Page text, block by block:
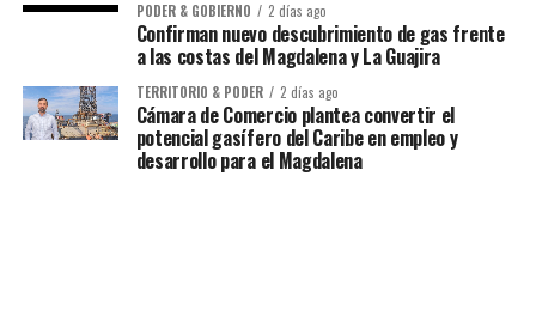
PODER & GOBIERNO 2 días ago
Confirman nuevo descubrimiento de gas frente
a las costas del Magdalena y La Guajira
TERRITORIO & PODER 2 días ago
Cámara de Comercio plantea convertir el
potencial gasífero del Caribe en empleo y
desarrollo para el Magdalena